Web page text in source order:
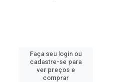
Faça seu login ou
cadastre-se para
ver preços e
comprar